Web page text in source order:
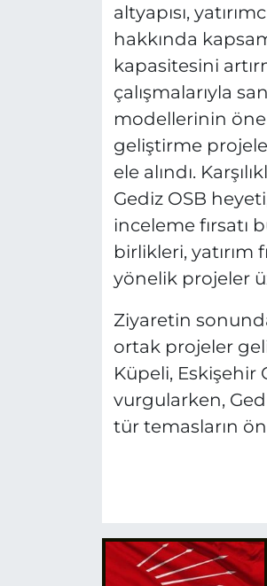
altyapısı,
hakkında
kapasitesini
çalışmalarıyla
modellerinin
geliştirme
ele alındı.
Gediz OSB
inceleme fırsatı
birlikleri, yatırım
yönelik projeler
Ziyaretin
ortak projeler
Küpeli, Eskişehir
vurgularken,
tür temasların